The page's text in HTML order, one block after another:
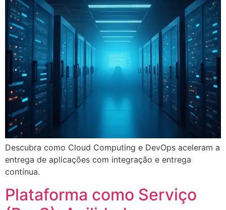
Descubra como Cloud Computing e DevOps aceleram a
entrega de aplicações com integração e entrega
contínua.
Plataforma como Serviço